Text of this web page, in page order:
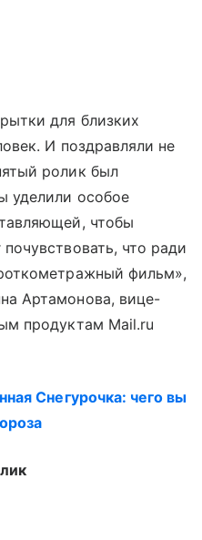
для близких
И поздравляли не
ролик был
уделили особое
чтобы
что ради
фильм»,
Артамонова, вице-
продуктам Mail.ru
Снегурочка: чего вы